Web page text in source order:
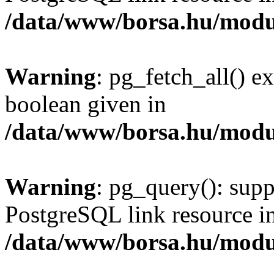
/data/www/borsa.hu/
Warning: pg_fetch_all()
boolean given in
/data/www/borsa.hu/
Warning: pg_query():
PostgreSQL link resource
/data/www/borsa.hu/